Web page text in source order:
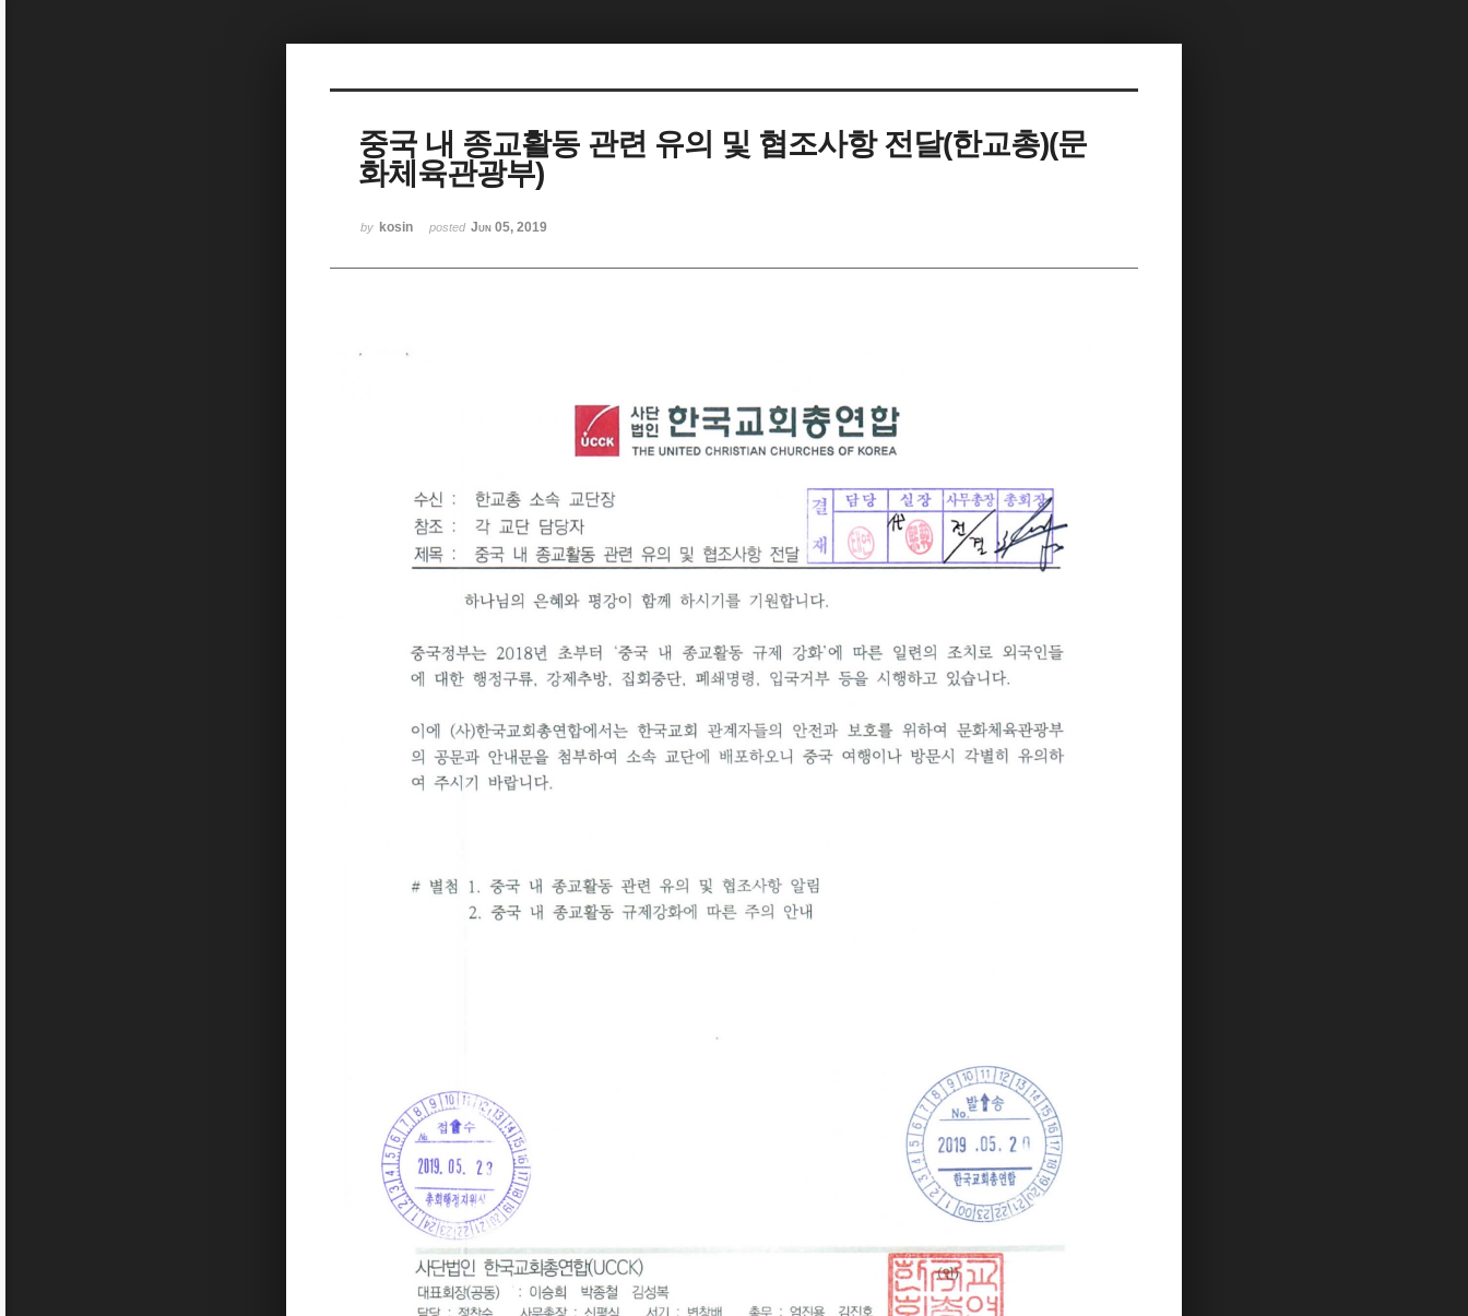
중국 내 종교활동 관련 유의 및 협조사항 전달(한교총)(문
화체육관광부)
by kosin posted Jun 05, 2019
Sketchbook5, 스케치북5
Sketchbook5, 스케치북5